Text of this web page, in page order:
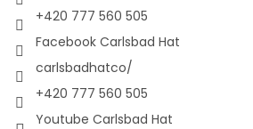
+420 777 560 505
Facebook Carlsbad Hat
carlsbadhatco/
+420 777 560 505
Youtube Carlsbad Hat